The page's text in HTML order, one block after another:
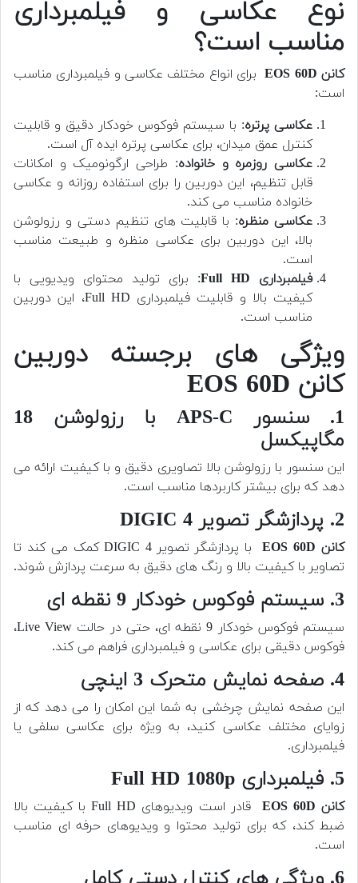
نوع عکاسی و فیلمبرداری
مناسب است؟
کانن EOS 60D
برای انواع مختلف عکاسی و فیلمبرداری مناسب
است:
عکاسی پرتره: با سیستم فوکوس خودکار دقیق و قابلیت
کنترل عمق میدان، برای عکاسی پرتره ایده آل است.
عکاسی روزمره و خانواده: طراحی ارگونومیک و امکانات
قابل تنظیم، این دوربین را برای استفاده روزانه و عکاسی
خانواده مناسب می کند.
عکاسی منظره: با قابلیت های تنظیم دستی و رزولوشن
بالا، این دوربین برای عکاسی منظره و طبیعت مناسب
است.
فیلمبرداری Full HD
: برای تولید محتوای ویدیویی با
کیفیت بالا و قابلیت فیلمبرداری Full HD، این دوربین
مناسب است.
ویژگی های برجسته دوربین
کانن EOS 60D
1. سنسور APS-C با رزولوشن 18
مگاپیکسل
این سنسور با رزولوشن بالا تصاویری دقیق و با کیفیت ارائه می
دهد که برای بیشتر کاربردها مناسب است.
2. پردازشگر تصویر DIGIC 4
کانن EOS 60D
با پردازشگر تصویر DIGIC 4 کمک می کند تا
تصاویر با کیفیت بالا و رنگ های دقیق به سرعت پردازش شوند.
3. سیستم فوکوس خودکار 9 نقطه ای
سیستم فوکوس خودکار 9 نقطه ای، حتی در حالت Live View،
فوکوس دقیقی برای عکاسی و فیلمبرداری فراهم می کند.
4. صفحه نمایش متحرک 3 اینچی
این صفحه نمایش چرخشی به شما این امکان را می دهد که از
زوایای مختلف عکاسی کنید، به ویژه برای عکاسی سلفی یا
فیلمبرداری.
5. فیلمبرداری Full HD 1080p
کانن EOS 60D
قادر است ویدیوهای Full HD با کیفیت بالا
ضبط کند، که برای تولید محتوا و ویدیوهای حرفه ای مناسب
است.